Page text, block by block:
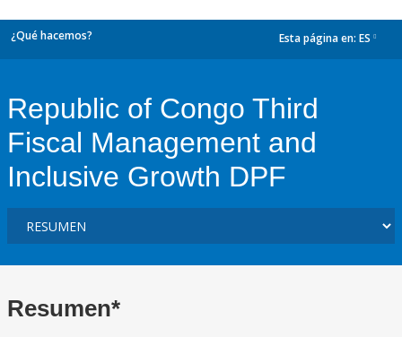
¿Qué hacemos? Esta página en: ES
Republic of Congo Third
Fiscal Management and
Inclusive Growth DPF
Resumen*